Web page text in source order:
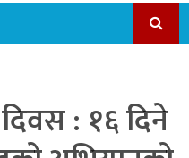
दिवस : १६ दिने